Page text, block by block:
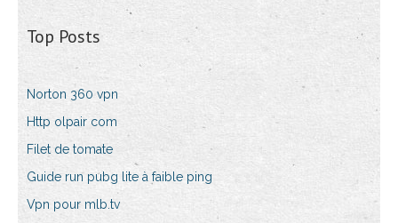
Top Posts
Norton 360 vpn
Http olpair com
Filet de tomate
Guide run pubg lite à faible ping
Vpn pour mlb.tv